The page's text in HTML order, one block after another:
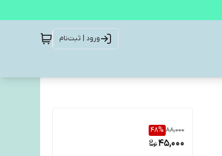
ورود | ثبت‌نام
88,000
48%
45,000